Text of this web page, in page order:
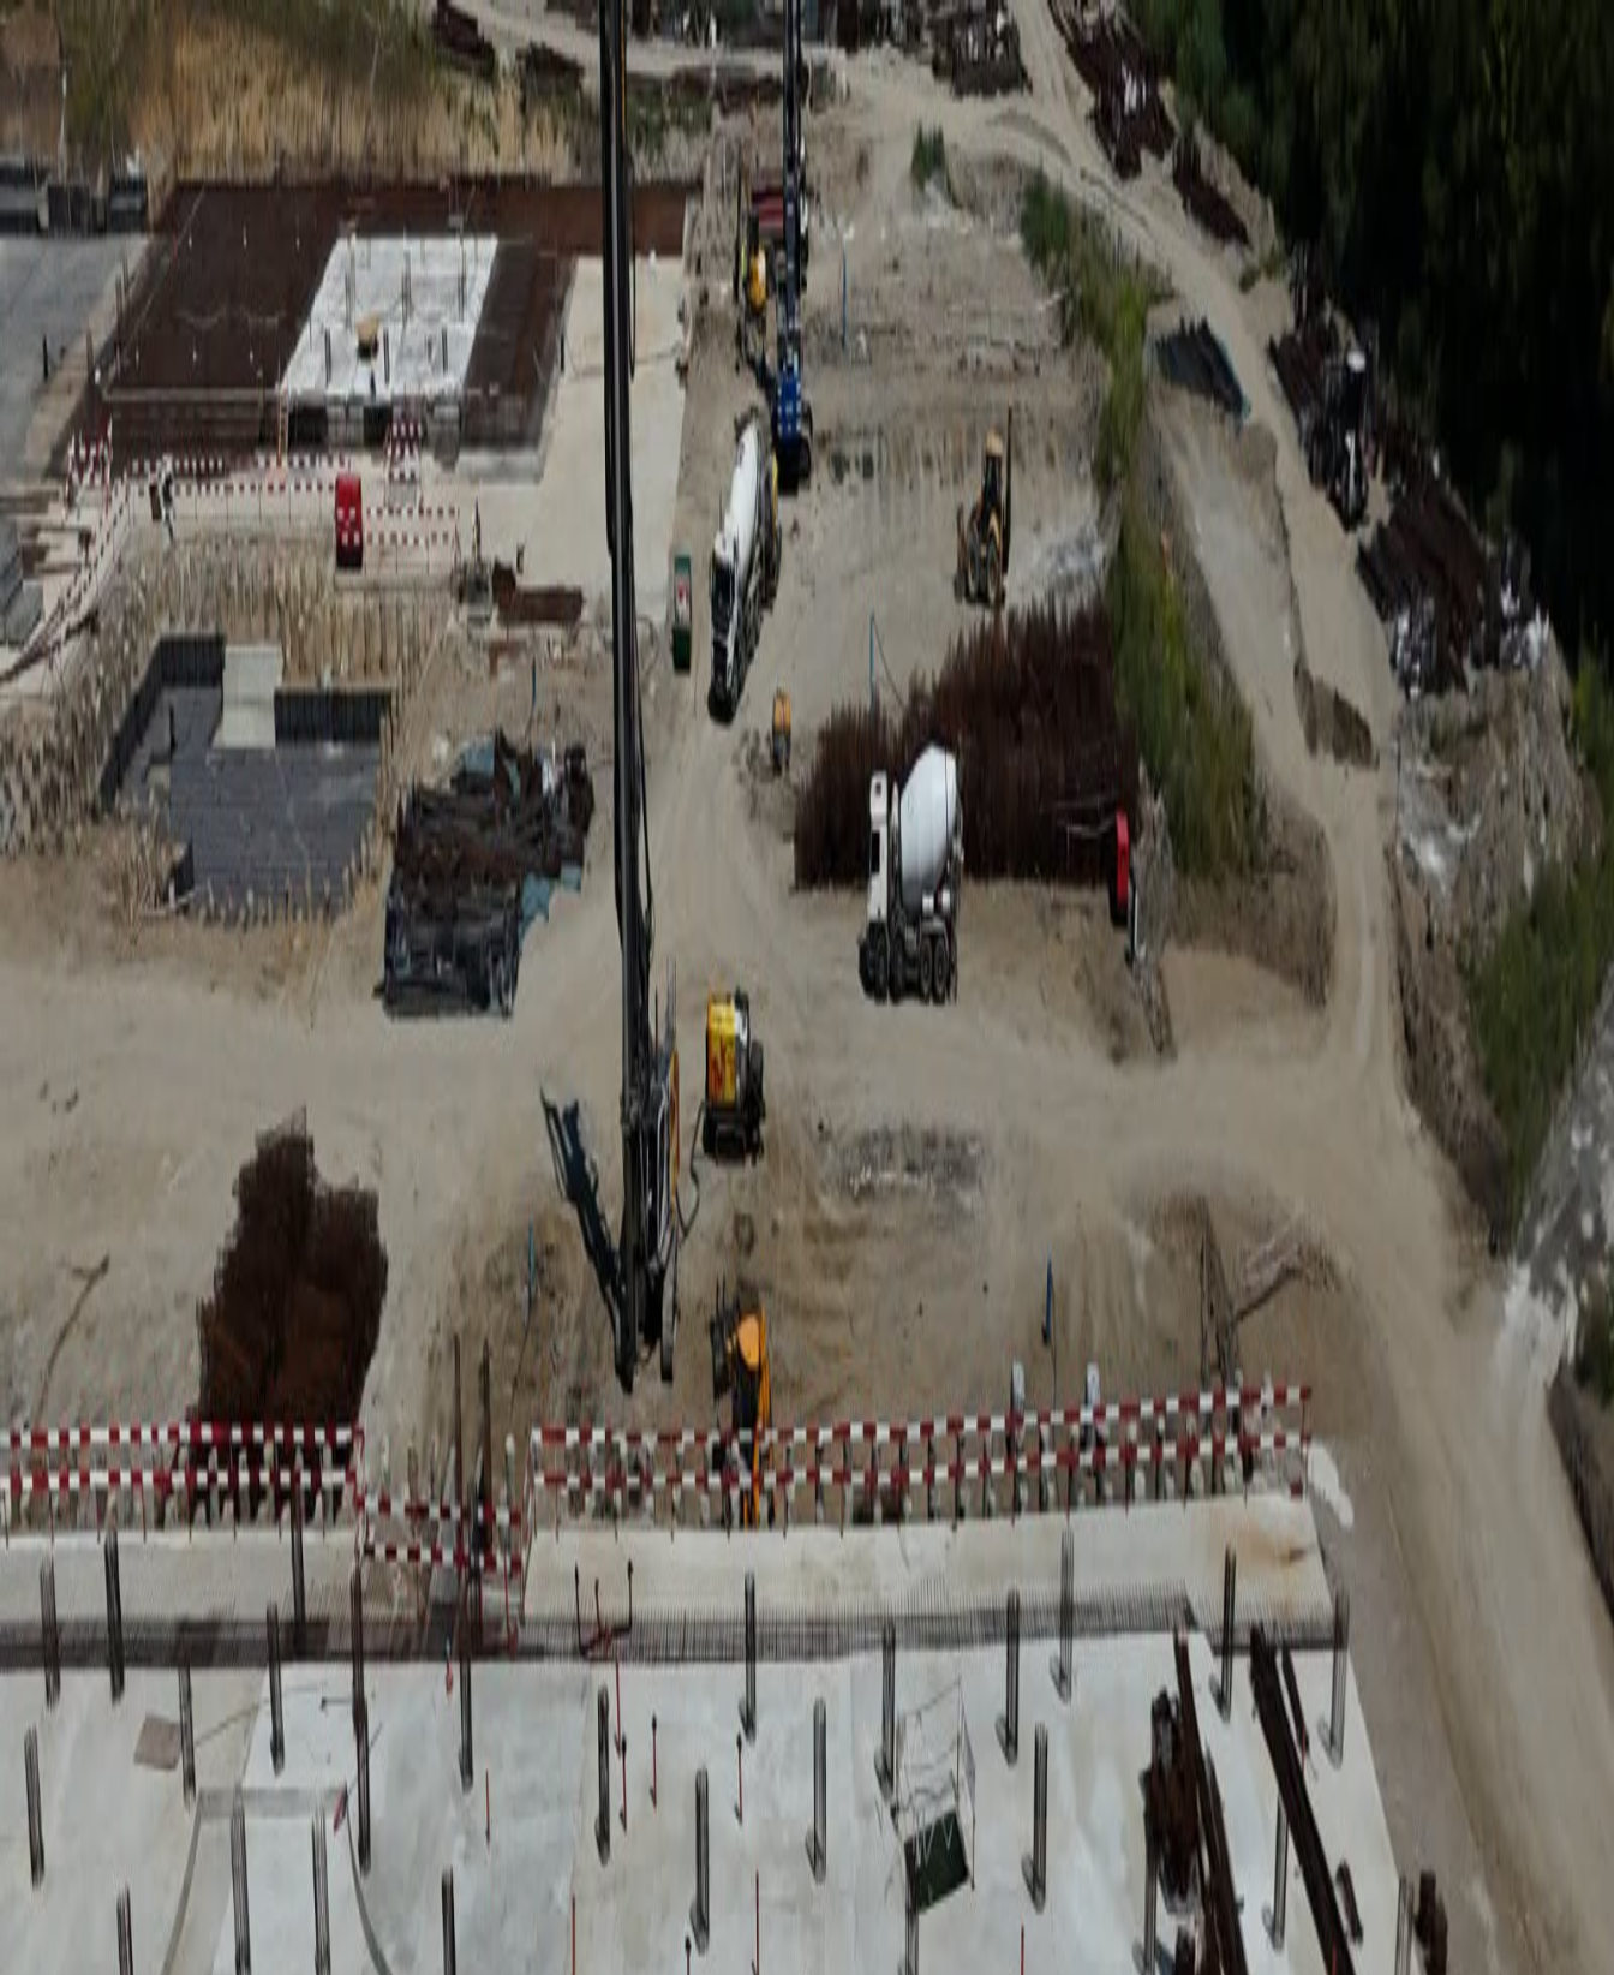
RADIO SOMEȘ
Categorii
EmisiuniPodcastIstoric melodii